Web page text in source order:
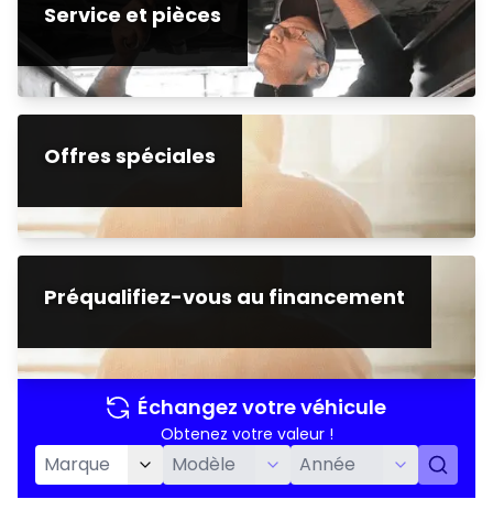
Service et pièces
Offres spéciales
Préqualifiez-vous au financement
Échangez votre véhicule
Obtenez votre valeur !